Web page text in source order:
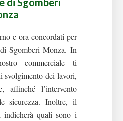
di Sgomberi
e ora concordati per
Sgomberi Monza. In
commerciale ti
svolgimento dei lavori,
affinché l’intervento
sicurezza. Inoltre, il
indicherà quali sono i